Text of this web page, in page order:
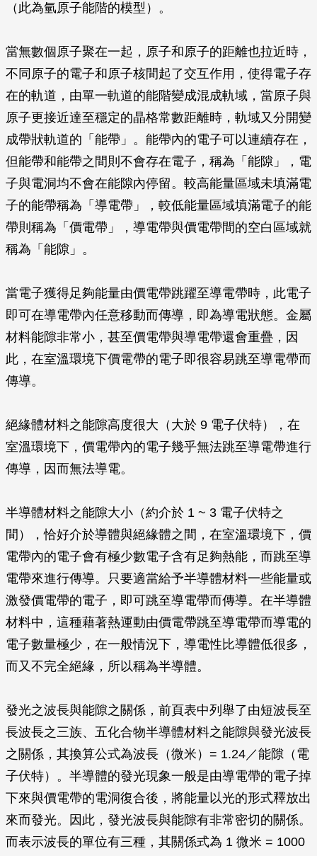
（此為氫原子能階的模型）。
當無數個原子聚在一起，原子和原子的距離也拉近時，
不同原子的電子和原子核間起了交互作用，使得電子存
在的軌道，由單一軌道的能階變成混成軌域，當原子與
原子更接近達至穩定的晶格常數距離時，軌域又分開變
成帶狀軌道的「能帶」。能帶內的電子可以連續存在，
但能帶和能帶之間則不會存在電子，稱為「能隙」，電
子與電洞均不會在能隙內停留。較高能量區域未填滿電
子的能帶稱為「導電帶」，較低能量區域填滿電子的能
帶則稱為「價電帶」，導電帶與價電帶間的空白區域就
稱為「能隙」。
當電子獲得足夠能量由價電帶跳躍至導電帶時，此電子
即可在導電帶內任意移動而傳導，即為導電狀態。金屬
材料能隙非常小，甚至價電帶與導電帶還會重疊，因
此，在室溫環境下價電帶的電子即很容易跳至導電帶而
傳導。
絕緣體材料之能隙高度很大（大於 9 電子伏特），在
室溫環境下，價電帶內的電子幾乎無法跳至導電帶進行
傳導，因而無法導電。
半導體材料之能隙大小（約介於 1 ~ 3 電子伏特之
間），恰好介於導體與絕緣體之間，在室溫環境下，價
電帶內的電子會有極少數電子含有足夠熱能，而跳至導
電帶來進行傳導。只要適當給予半導體材料一些能量或
激發價電帶的電子，即可跳至導電帶而傳導。在半導體
材料中，這種藉著熱運動由價電帶跳至導電帶而導電的
電子數量極少，在一般情況下，導電性比導體低很多，
而又不完全絕緣，所以稱為半導體。
發光之波長與能隙之關係，前頁表中列舉了由短波長至
長波長之三族、五化合物半導體材料之能隙與發光波長
之關係，其換算公式為波長（微米）= 1.24／能隙（電
子伏特）。半導體的發光現象一般是由導電帶的電子掉
下來與價電帶的電洞復合後，將能量以光的形式釋放出
來而發光。因此，發光波長與能隙有非常密切的關係。
而表示波長的單位有三種，其關係式為 1 微米 = 1000